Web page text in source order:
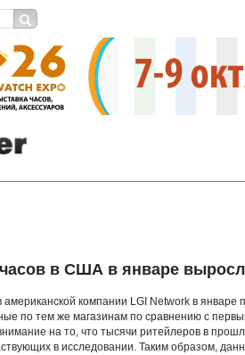
в США в январе
компании LGI Network в январе
по тем же магазинам по сравнению с
на то, что тысячи ритейлеров в
в исследовании. Таким образом,